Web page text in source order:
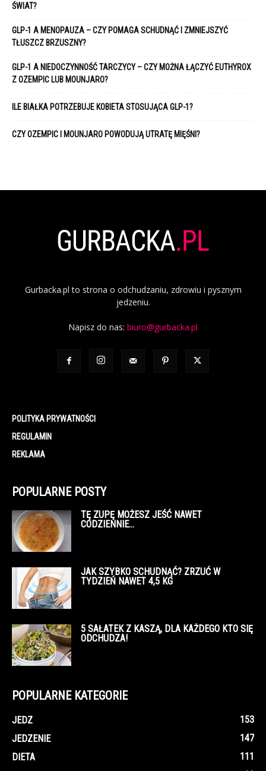
ŚWIAT?
GLP-1 A MENOPAUZA – CZY POMAGA SCHUDNĄĆ I ZMNIEJSZYĆ
TŁUSZCZ BRZUSZNY?
GLP-1 A NIEDOCZYNNOŚĆ TARCZYCY – CZY MOŻNA ŁĄCZYĆ EUTHYROX
Z OZEMPIC LUB MOUNJARO?
ILE BIAŁKA POTRZEBUJE KOBIETA STOSUJĄCA GLP-1?
CZY OZEMPIC I MOUNJARO POWODUJĄ UTRATĘ MIĘŚNI?
Gurbacka.pl to strona o odchudzaniu, zdrowiu i pysznym
jedzeniu.
Napisz do nas: biuro@gurbacka.pl
POLITYKA PRYWATNOŚCI
REGULAMIN
REKLAMA
POPULARNE POSTY
TĘ ZUPĘ MOŻESZ JEŚĆ NAWET
CODZIENNIE…
JAK SZYBKO SCHUDNĄĆ? ZRZUĆ W
TYDZIEŃ NAWET 4,5 KG
5 SAŁATEK Z KASZĄ, DLA KAŻDEGO KTO SIĘ
ODCHUDZA!
POPULARNE KATEGORIE
JEDZ
153
JEDZENIE
147
DIETA
111